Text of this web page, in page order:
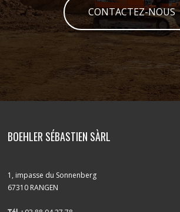
CONTACTEZ-NOUS
BOEHLER SÉBASTIEN SÀRL
1, impasse du Sonnenberg
67310 RANGEN